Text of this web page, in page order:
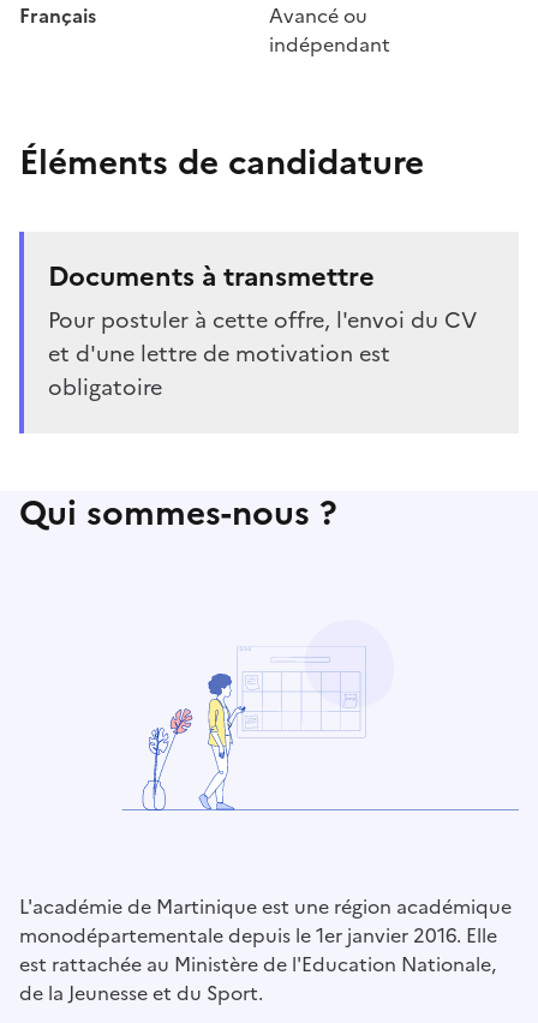
Français
Avancé ou
indépendant
Éléments de candidature
Documents à transmettre
Pour postuler à cette offre, l'envoi du CV
et d'une lettre de motivation est
obligatoire
Qui sommes-nous ?
L'académie de Martinique est une région académique
monodépartementale depuis le 1er janvier 2016. Elle
est rattachée au Ministère de l'Education Nationale,
de la Jeunesse et du Sport.